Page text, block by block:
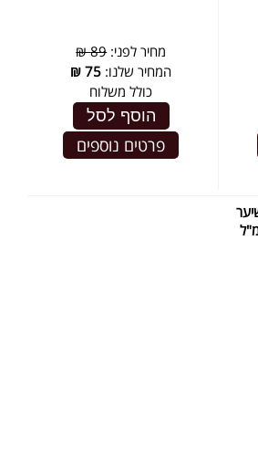
מחיר לפני:89 ₪
המחיר שלנו: 75
₪
כולל משלוח
הוסף לסל
פרטים נוספים